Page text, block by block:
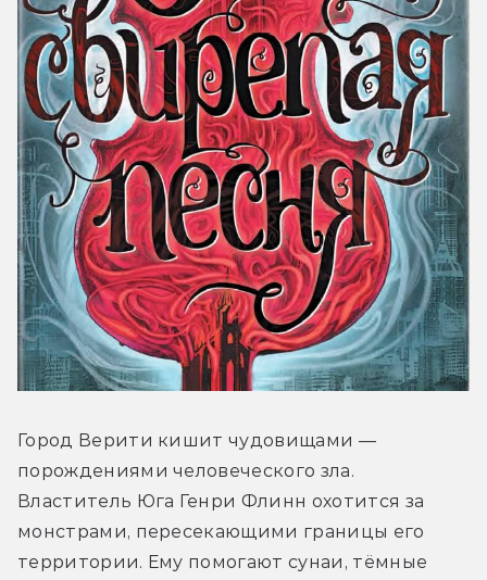
Город Верити кишит чудовищами —
порождениями человеческого зла.
Властитель Юга Генри Флинн охотится за
монстрами, пересекающими границы его
территории. Ему помогают сунаи, тёмные